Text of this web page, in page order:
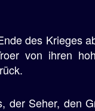
des Krieges
von ihren
der Seher, den